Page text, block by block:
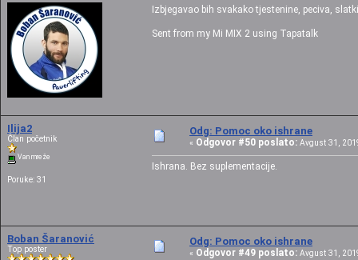
Izbjegavao bih svakako tjestenine, peciva,
Sent from my Mi MIX 2 using Tapatalk
Ilija2
Član početnik
Van mreže
Poruke: 31
Odg: Pomoc oko ishrane
« Odgovor #50 poslato: Avgust 31,
Ishrana. Bez suplementacije.
Boban Šaranović
Top poster
Odg: Pomoc oko ishrane
« Odgovor #49 poslato: Avgust 31,